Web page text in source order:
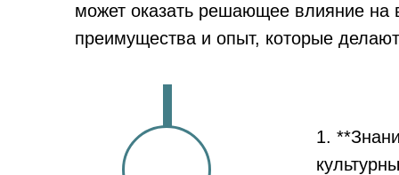
может оказать решающее влияние на
преимущества и опыт, которые
1.